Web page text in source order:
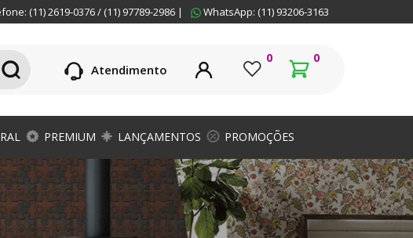
(11) 2619-0376 / (11) 97789-2986 | WhatsApp: (11) 93206-3163
Atendimento
0 0
PREMIUM LANÇAMENTOS PROMOÇÕES